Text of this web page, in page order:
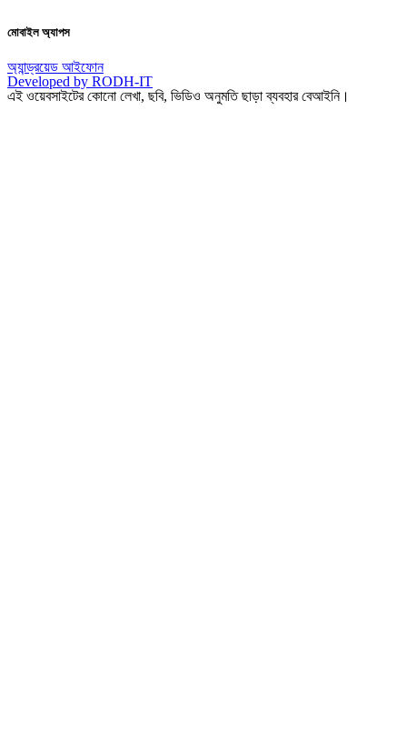
মোবাইল অ্যাপস
অ্যান্ড্রয়েড আইফোন
Developed by RODH-IT
এই ওয়েবসাইটের কোনো লেখা, ছবি, ভিডিও অনুমতি ছাড়া ব্যবহার বেআইনি।